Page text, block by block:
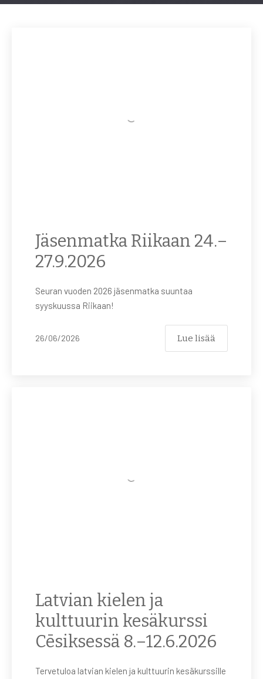
Jäsenmatka Riikaan 24.–
27.9.2026
Seuran vuoden 2026 jäsenmatka suuntaa
syyskuussa Riikaan!
26/06/2026 Lue lisää
Latvian kielen ja
kulttuurin kesäkurssi
Cēsiksessä 8.–12.6.2026
Tervetuloa latvian kielen ja kulttuurin kesäkurssille